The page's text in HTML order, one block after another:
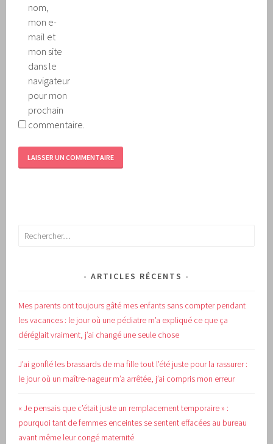
nom,
mon e-
mail et
mon site
dans le
navigateur
pour mon
prochain
commentaire.
Rechercher :
ARTICLES RÉCENTS
Mes parents ont toujours gâté mes enfants sans compter pendant
les vacances : le jour où une pédiatre m’a expliqué ce que ça
déréglait vraiment, j’ai changé une seule chose
J’ai gonflé les brassards de ma fille tout l’été juste pour la rassurer :
le jour où un maître-nageur m’a arrêtée, j’ai compris mon erreur
« Je pensais que c’était juste un remplacement temporaire » :
pourquoi tant de femmes enceintes se sentent effacées au bureau
avant même leur congé maternité